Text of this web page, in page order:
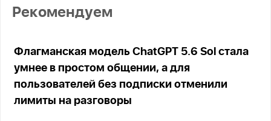
Рекомендуем
Флагманская модель ChatGPT 5.6 Sol стала
умнее в простом общении, а для
пользователей без подписки отменили
лимиты на разговоры